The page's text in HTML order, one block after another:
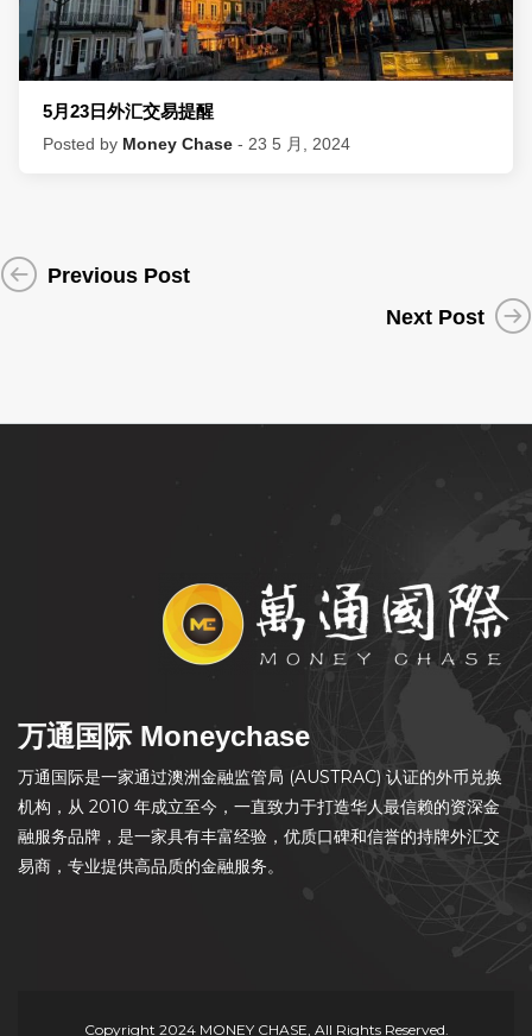
5月23日外汇交易提醒
Posted by Money Chase - 23 5 月, 2024
Previous Post
Next Post
万通国际 Moneychase
万通国际是一家通过澳洲金融监管局 (AUSTRAC) 认证的外币兑换
机构，从 2010 年成立至今，一直致力于打造华人最信赖的资深金
融服务品牌，是一家具有丰富经验，优质口碑和信誉的持牌外汇交
易商，专业提供高品质的金融服务。
Copyright 2024 MONEY CHASE, All Rights Reserved.